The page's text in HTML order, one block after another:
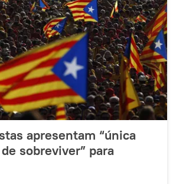
apresentam “única
sobreviver” para